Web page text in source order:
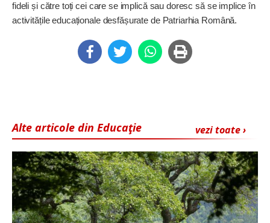
fideli și către toți cei care se implică sau doresc să se implice în
activitățile educaționale desfășurate de Patriarhia Română.
vezi toate ›
Alte articole din Educaţie